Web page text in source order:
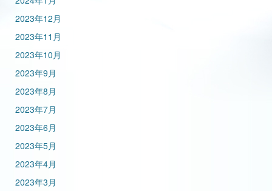
2023年12月
2023年11月
2023年10月
2023年9月
2023年8月
2023年7月
2023年6月
2023年5月
2023年4月
2023年3月